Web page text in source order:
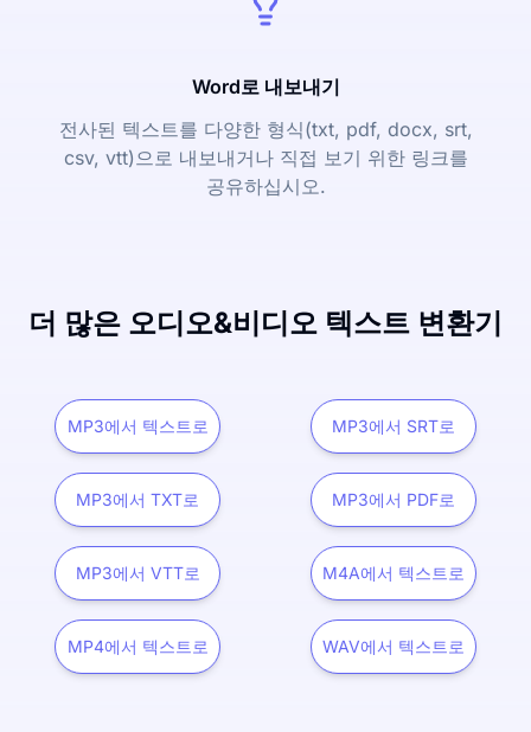
Word로 내보내기
전사된 텍스트를 다양한 형식(txt, pdf, docx, srt,
csv, vtt)으로 내보내거나 직접 보기 위한 링크를
공유하십시오.
더 많은 오디오&비디오 텍스트 변환기
MP3에서 텍스트로 MP3에서 SRT로
MP3에서 TXT로 MP3에서 PDF로
MP3에서 VTT로 M4A에서 텍스트로
MP4에서 텍스트로 WAV에서 텍스트로